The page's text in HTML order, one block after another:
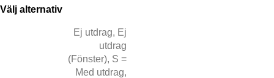
Välj alternativ
Ej utdrag, Ej
utdrag
(Fönster), S =
Med utdrag,